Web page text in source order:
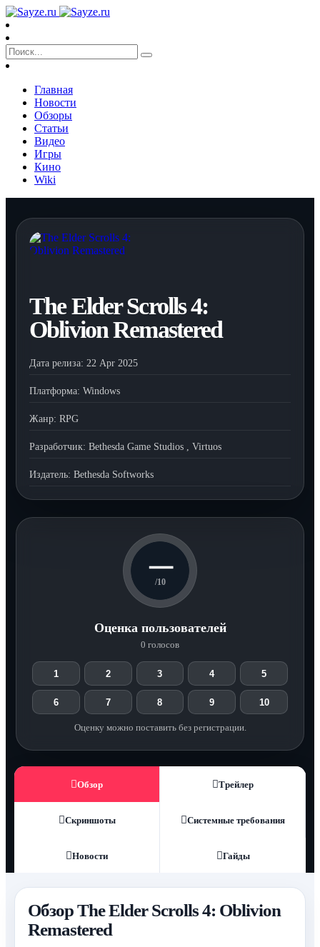
Главная
Новости
Обзоры
Статьи
Видео
Игры
Кино
Wiki
The Elder Scrolls 4:
Oblivion Remastered
Дата релиза: 22 Apr 2025
Платформа: Windows
Жанр: RPG
Разработчик: Bethesda Game Studios , Virtuos
Издатель: Bethesda Softworks
—
/10
Оценка пользователей
0 голосов
1 2 3 4 5
6 7 8 9 10
Оценку можно поставить без регистрации.
Обзор Трейлер
Скриншоты Системные требования
Новости Гайды
Обзор The Elder Scrolls 4: Oblivion
Remastered